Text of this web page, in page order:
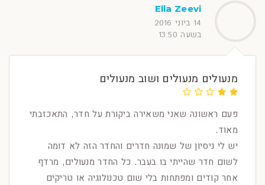
Ella Zeevi
14 ביוני 2016
בשעה 13:50
מנעולים מנעולים ושוב מנעולים
פעם ראשונה שאני משאירה ביקורת על חדר, התאכזבתי
מאוד.
יש לי ניסיון של שמונה חדרים והחדר הזה לא דומה
לשום חדר שהייתי בו בעבר. כל החדר מנעולים, מרדף
אחר קודים ומפתחות בלי שום טכנולוגיה או טריקים